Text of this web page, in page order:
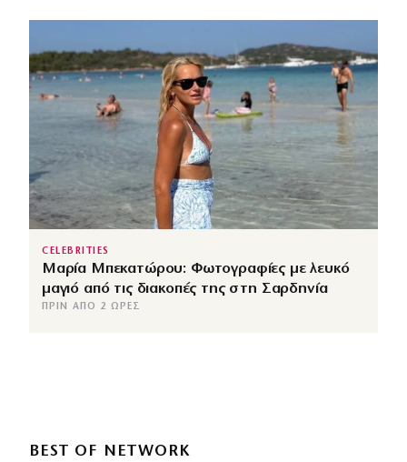
CELEBRITIES
Μαρία Μπεκατώρου: Φωτογραφίες με λευκό
μαγιό από τις διακοπές της στη Σαρδηνία
ΠΡΙΝ ΑΠΌ 2 ΏΡΕΣ
BEST OF NETWORK